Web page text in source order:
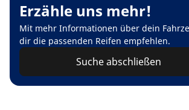
Erzähle uns mehr!
Mit mehr Informationen über dein
dir die passenden Reifen empfehlen.
Suche abschließen